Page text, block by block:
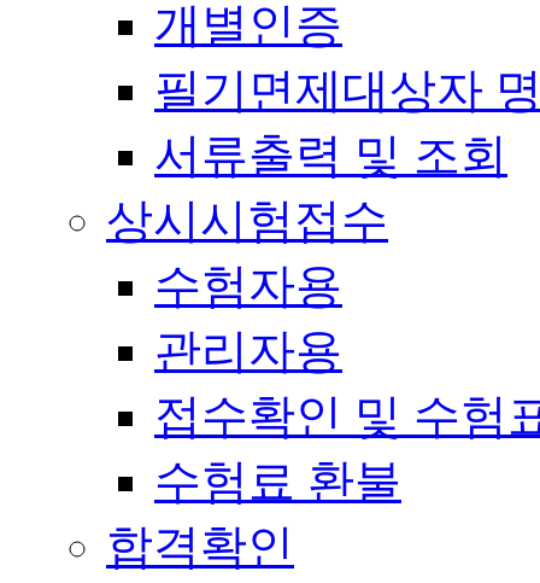
개별인증
필기면제대상자
서류출력 및 조회
상시시험접수
수험자용
관리자용
접수확인 및 수험
수험료 환불
합격확인